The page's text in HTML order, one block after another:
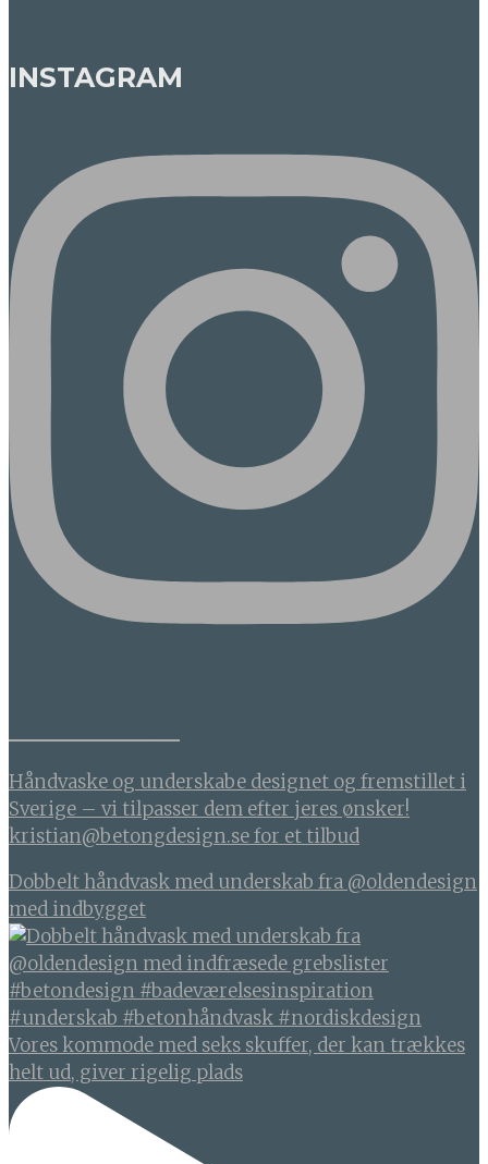
INSTAGRAM
Håndvaske og underskabe designet og fremstillet i
Sverige – vi tilpasser dem efter jeres ønsker!
kristian@betongdesign.se for et tilbud
Dobbelt håndvask med underskab fra @oldendesign
med indbygget
Vores kommode med seks skuffer, der kan trækkes
helt ud, giver rigelig plads